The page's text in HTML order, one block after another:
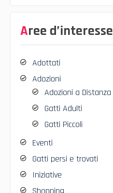
Aree d’interesse
Adottati
Adozioni
Adozioni a Distanza
Gatti Adulti
Gatti Piccoli
Eventi
Gatti persi e trovati
Iniziative
Shopping